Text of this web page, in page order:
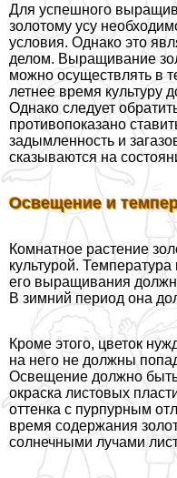
Для успешного
золотому усу
условия. Однако это
делом. Выращивание
можно осуществлять в
летнее время культуру
Однако следует
противопоказано
задымленность и
сказываются на
Освещение и
Комнатное растение
культурой.
его выращивания
В зимний период она
Кроме этого, цветок
на него не должны
Освещение должно
окраска листовых
оттенка с пурпурным
время содержания
солнечными лучами